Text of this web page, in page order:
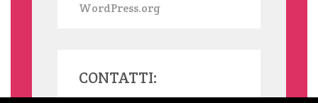
WordPress.org
CONTATTI: